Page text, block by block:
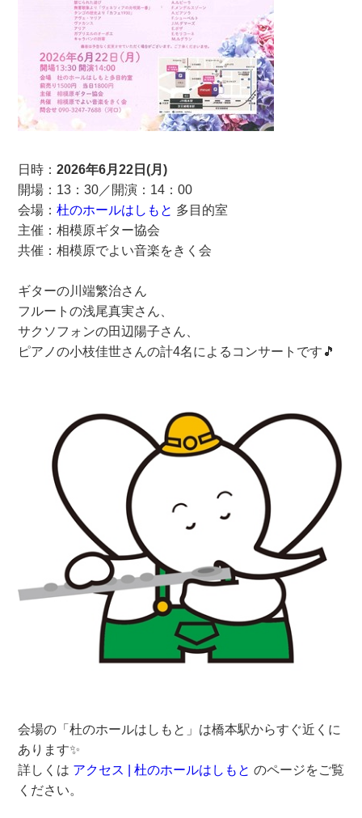
日時： 2026年6月22日(月)
開場：13：30／開演：14：00
会場： 杜のホールはしもと 多目的室
主催：相模原ギター協会
共催：相模原でよい音楽をきく会
ギターの川端繁治さん
フルートの浅尾真実さん、
サクソフォンの田辺陽子さん、
ピアノの小枝佳世さんの計4名によるコンサートです🎵
会場の「杜のホールはしもと」は橋本駅からすぐ近くに
あります✨
詳しくは アクセス | 杜のホールはしもと のページをご覧
ください。